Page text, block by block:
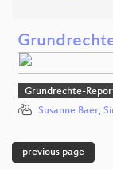
Grundrechte-
Susanne Baer,
previous page